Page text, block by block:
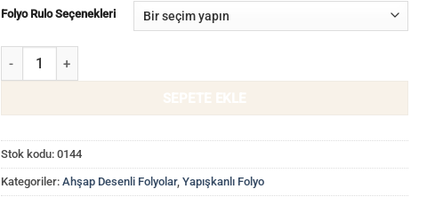
Folyo Rulo Seçenekleri
Siyah Ahşap Panel Desenli Yapışkanlı Folyo 0144 adet
Stok kodu: 0144
Kategoriler: Ahşap Desenli Folyolar, Yapışkanlı Folyo